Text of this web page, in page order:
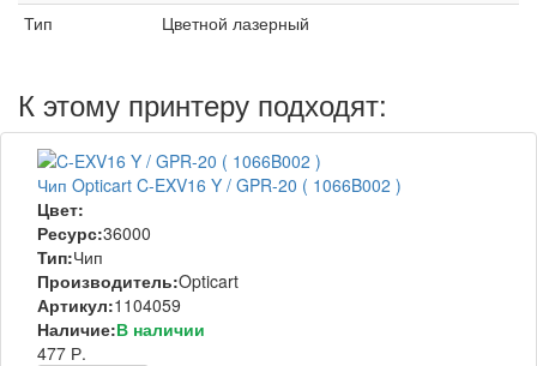
Тип
Цветной лазерный
К этому принтеру подходят:
Чип Opticart C-EXV16 Y / GPR-20 ( 1066B002 )
Цвет:
Ресурс:36000
Тип:Чип
Производитель:Opticart
Артикул:1104059
Наличие:В наличии
477 Р.